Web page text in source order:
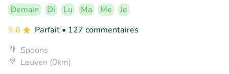
Demain Di Lu Ma Me
Je
9.6
Parfait • 127 commentaires
Spoons
Leuven (0km)